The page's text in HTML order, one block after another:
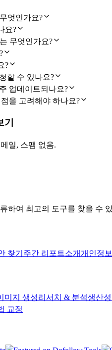
엇인가요?
요?
무엇인가요?
?
할 수 있나요?
업데이트되나요?
을 고려해야 하나요?
일, 스팸 없음.
하여 최고의 도구를 찾을 수
찾기 주간 리포트소개개인정
미지 생성리서치 & 분석생산성
교정